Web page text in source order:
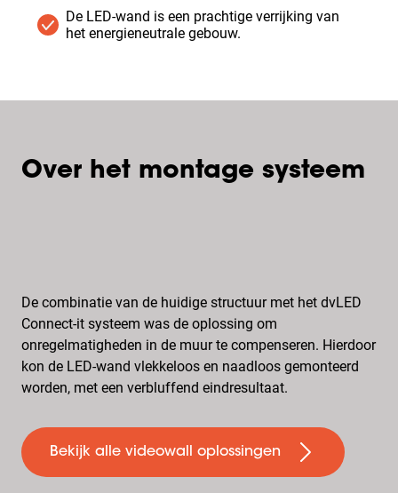
De LED-wand is een prachtige verrijking van
het energieneutrale gebouw.
Over het montage systeem
De combinatie van de huidige structuur met het dvLED
Connect-it systeem was de oplossing om
onregelmatigheden in de muur te compenseren. Hierdoor
kon de LED-wand vlekkeloos en naadloos gemonteerd
worden, met een verbluffend eindresultaat.
Bekijk alle videowall oplossingen